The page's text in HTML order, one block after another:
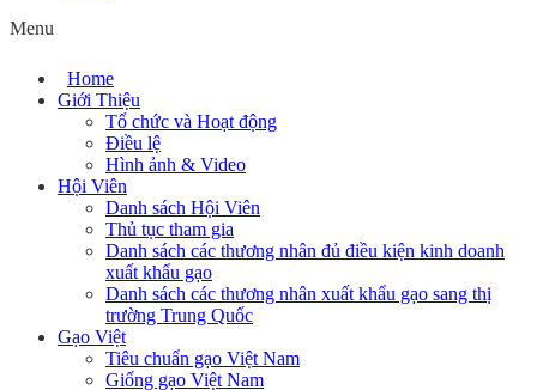
Menu
Home
Giới Thiệu
Tổ chức và Hoạt động
Điều lệ
Hình ảnh & Video
Hội Viên
Danh sách Hội Viên
Thủ tục tham gia
Danh sách các thương nhân đủ điều kiện kinh doanh
xuất khẩu gạo
Danh sách các thương nhân xuất khẩu gạo sang thị
trường Trung Quốc
Gạo Việt
Tiêu chuẩn gạo Việt Nam
Giống gạo Việt Nam